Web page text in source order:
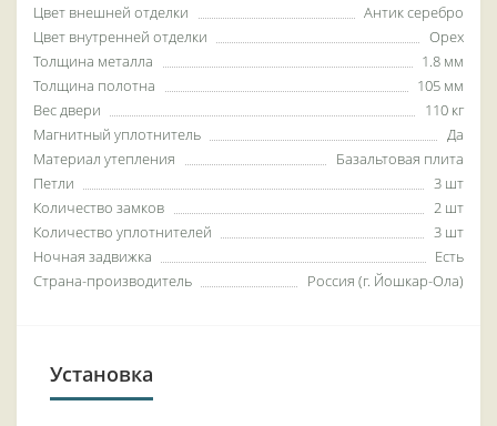
Цвет внешней отделки
Антик серебро
Цвет внутренней отделки
Орех
Толщина металла
1.8 мм
Толщина полотна
105 мм
Вес двери
110 кг
Магнитный уплотнитель
Да
Материал утепления
Базальтовая плита
Петли
3 шт
Количество замков
2 шт
Количество уплотнителей
3 шт
Ночная задвижка
Есть
Страна-производитель
Россия (г. Йошкар-Ола)
Установка